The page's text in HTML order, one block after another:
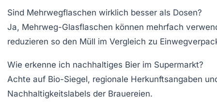
Sind Mehrwegflaschen wirklich besser als Dosen?
Ja, Mehrweg-Glasflaschen können mehrfach
reduzieren so den Müll im Vergleich zu
Wie erkenne ich nachhaltiges Bier im Supermarkt?
Achte auf Bio-Siegel, regionale Herkunftsangaben
Nachhaltigkeitslabels der Brauereien.